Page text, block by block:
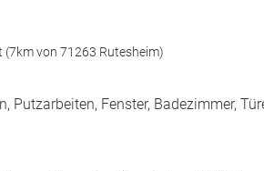
(7km von 71263 Rutesheim)
Putzarbeiten, Fenster, Badezimmer,